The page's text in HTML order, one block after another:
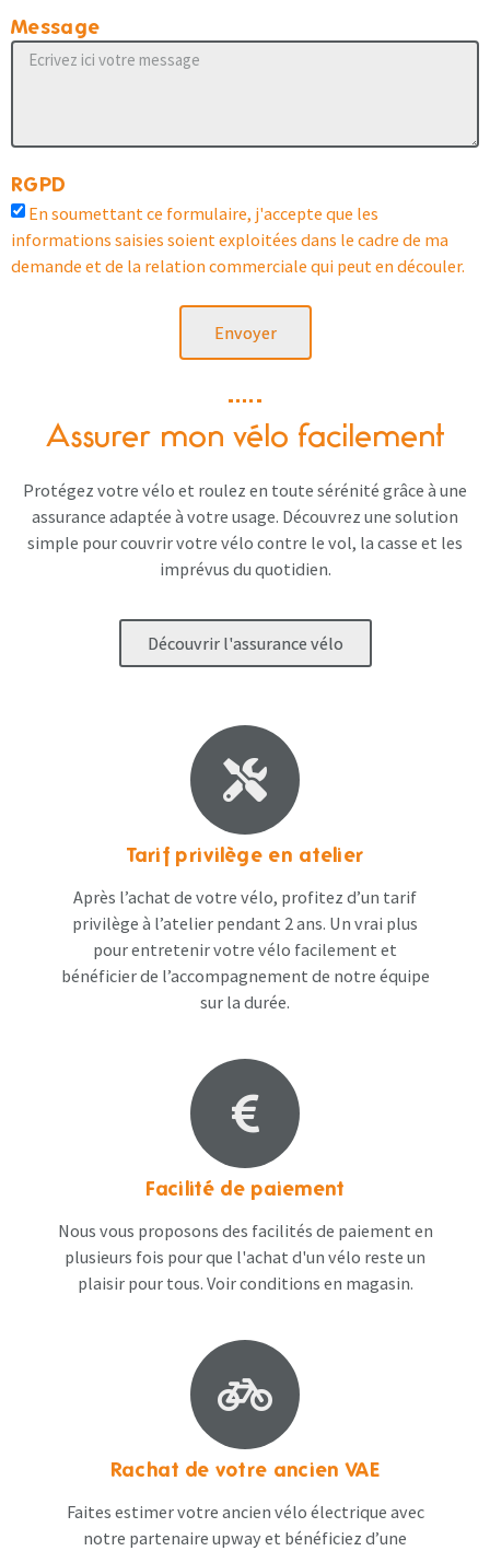
Message
RGPD
En soumettant ce formulaire, j'accepte que les
informations saisies soient exploitées dans le cadre de ma
demande et de la relation commerciale qui peut en découler.
Envoyer
Assurer mon vélo facilement
Protégez votre vélo et roulez en toute sérénité grâce à une
assurance adaptée à votre usage. Découvrez une solution
simple pour couvrir votre vélo contre le vol, la casse et les
imprévus du quotidien.
Découvrir l'assurance vélo
Tarif privilège en atelier
Après l’achat de votre vélo, profitez d’un tarif
privilège à l’atelier pendant 2 ans. Un vrai plus
pour entretenir votre vélo facilement et
bénéficier de l’accompagnement de notre équipe
sur la durée.
Facilité de paiement
Nous vous proposons des facilités de paiement en
plusieurs fois pour que l'achat d'un vélo reste un
plaisir pour tous. Voir conditions en magasin​.
Rachat de votre ancien VAE
Faites estimer votre ancien vélo électrique avec
notre partenaire upway et bénéficiez d’une